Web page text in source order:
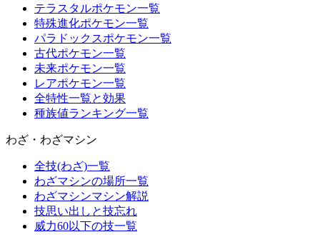
テラスタルポケモン一覧
特殊進化ポケモン一覧
パラドックスポケモン一覧
古代ポケモン一覧
未来ポケモン一覧
レアポケモン一覧
全特性一覧と効果
種族値ランキング一覧
わざ・わざマシン
全技(わざ)一覧
わざマシンの場所一覧
わざマシンマシン解説
技思い出しと技忘れ
威力60以下の技一覧